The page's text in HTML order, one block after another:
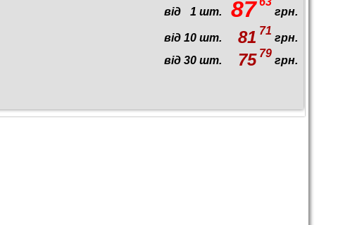
від 1 шт. 87
грн.
від 10 шт. 81 71
грн.
від 30 шт. 75 79
грн.